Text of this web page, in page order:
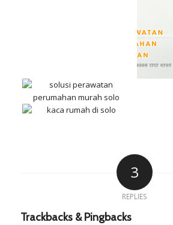
3
REPLIES
Trackbacks & Pingbacks